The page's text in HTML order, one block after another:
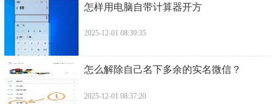
​怎样用电脑自带计算器开方
2025-12-01 08:39:35
​怎么解除自己名下多余的实名微信？
2025-12-01 08:37:20